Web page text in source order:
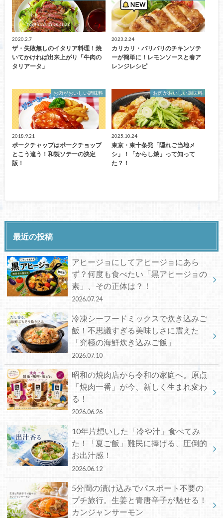
2020.2.7
ザ・失敗無しのイタリア料理！焼
いてかければ出来上がり「牛肉の
タリアータ」
2023.2.24
カリカリ・パリパリのチキンソテ
ーが簡単に！レモンソースと春ア
レンジレシピ
お肉がおいしい調味料
2018.9.21
ポークチャップはポークチョップ
とこう違う！和製ソテーの決定
版！
お肉がおいしい調味料
2025.10.24
東京・東十条発「隠れご当地メ
シ」！「からし焼」って知って
た？！
最近の投稿
アヒージョにしてアヒージョにあら
ず？何度も食べたい「黒アヒージョの
素」、その正体は？！
2026.07.24
冷凍シーフードミックスで炊き込みご
飯！不思議すぎる美味しさに震えた
「究極の海鮮炊き込みご飯」
2026.07.10
昭和の焼肉店から令和の家庭へ。原点
「焼肉一番」が今、新しく生まれ変わ
る！
2026.06.26
10年片想いした「冷や汁」食べてみ
た！「夏ご飯」難民に捧げる、圧倒的
お出汁感！
2026.06.12
5分間の漬け込みでパスポート不要の
プチ旅行。生姜と青唐辛子が魅せる！
カンジャンサーモン